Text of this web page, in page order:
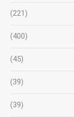
(221)
(400)
(45)
(39)
(39)